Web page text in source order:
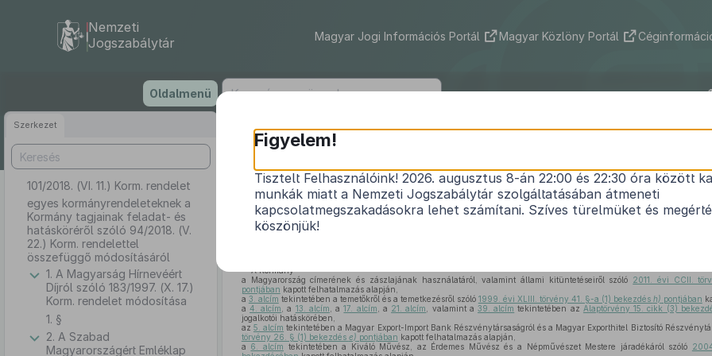
tartalomra
Nemzeti
Jogszabálytár
Magyar Jogi Információs Portál Magyar Közlöny Portál
Oldalmenü
Szerkezet
101/2018. (VI. 11.) Korm. rendelet
egyes kormányrendeleteknek a
Kormány tagjainak feladat- és
hatásköréről szóló 94/2018. (V.
22.) Korm. rendelettel
összefüggő módosításáról
1. A Magyarság Hírnevéért
Díjról szóló 183/1997. (X. 17.)
Korm. rendelet módosítása
1. §
2. A Szabad
Magyarországért Emléklap
101/2018. (VI. 11.) Korm. rendelet
egyes kormányrendeleteknek a Kormány tagjainak feladat- és
94/2018. (V. 22.) Korm. rendelettelösszefüggő
A Kormány
a Magyarország címerének és zászlajának használatáról, valamint állami kitüntetéseiről szóló 2011. évi CCII.
pontjában kapott felhatalmazás alapján,
a 3. alcím tekintetében a temetőkről és a temetkezésről szóló 1999. évi XLIII. törvény 41. §-a (1) bekezdés h) pontjában
a4. alcím , a 13. alcím , a17. alcím , a 21. alcím , valamint a39. alcím tekintetében az Alaptörvény 15. cikk (3)
jogalkotói hatáskörében,
az 5. alcím tekintetében a Magyar Export-Import Bank Részvénytársaságról és a Magyar Exporthitel Biztosító
törvény 26. § (1) bekezdés e) pontjában kapott felhatalmazás alapján,
a 6. alcím tekintetében a Kiváló Művész, az Érdemes Művész és a Népművészet Mestere járadékáról szóló
Figyelem!
Tisztelt Felhasználóink! 2026. augusztus 8-án 22:00 és 22:30 óra között
munkák miatt a Nemzeti Jogszabálytár szolgáltatásában átmeneti
kapcsolatmegszakadásokra lehet számítani. Szíves türelmüket és
köszönjük!